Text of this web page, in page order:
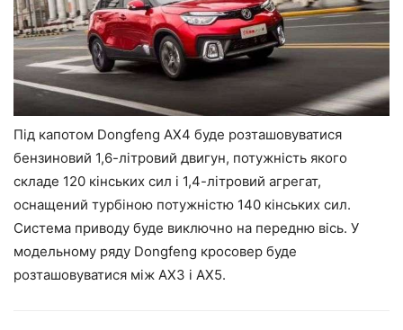
Під капотом Dongfeng AX4 буде розташовуватися
бензиновий 1,6-літровий двигун, потужність якого
складе 120 кінських сил і 1,4-літровий агрегат,
оснащений турбіною потужністю 140 кінських сил.
Система приводу буде виключно на передню вісь. У
модельному ряду Dongfeng кросовер буде
розташовуватися між AX3 і AX5.